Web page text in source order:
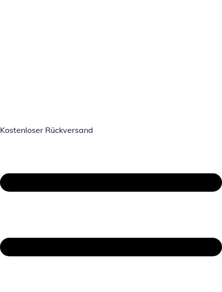
Kostenloser Rückversand